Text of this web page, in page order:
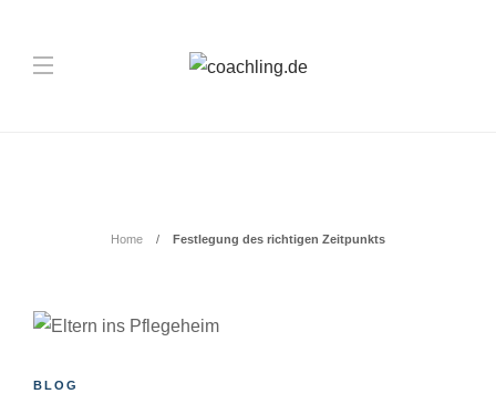
Home Festlegung des richtigen Zeitpunkts
BLOG